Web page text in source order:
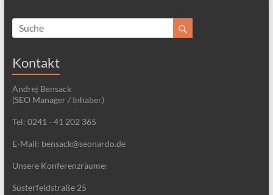
Kontakt
Andrej Bensack
(SEO Manager / Inhaber)
Tel: 0241 - 41 202 365
E-Mail: bensack@seonardo.de
Unsere Konferenzräume:
Süsterfeldstraße 25